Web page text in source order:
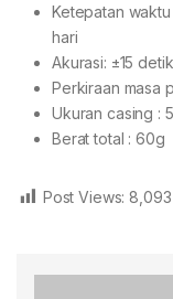
Ketepatan
hari
Akurasi: ±15
Perkiraan masa
Ukuran casing :
Berat total : 60g
Post Views: 8,093